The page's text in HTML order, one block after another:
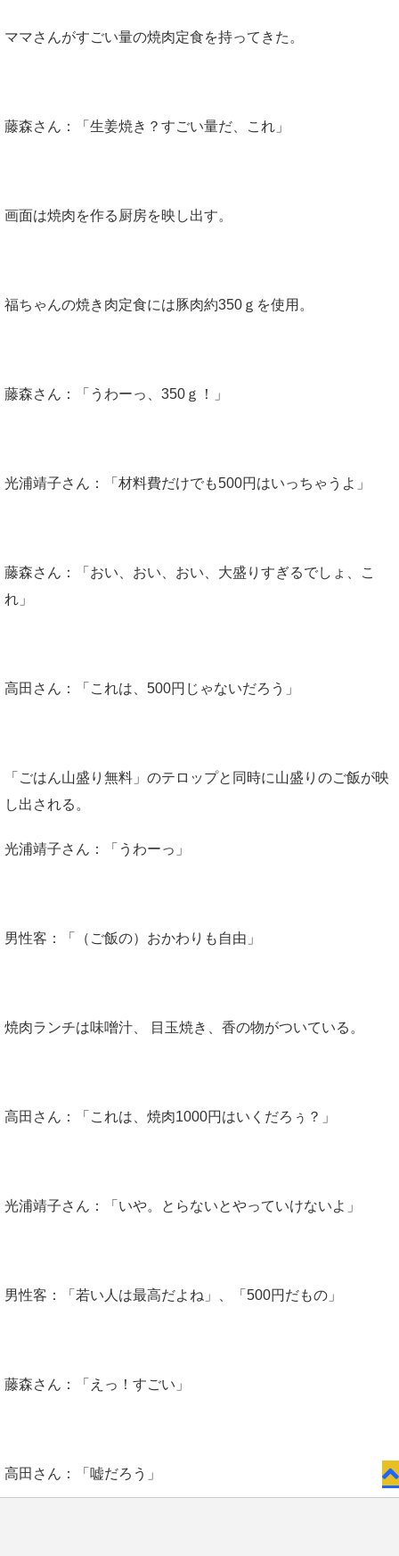
ママさんがすごい量の焼肉定食を持ってきた。
藤森さん：「生姜焼き？すごい量だ、これ」
画面は焼肉を作る厨房を映し出す。
福ちゃんの焼き肉定食には豚肉約350ｇを使用。
藤森さん：「うわーっ、350ｇ！」
光浦靖子さん：「材料費だけでも500円はいっちゃうよ」
藤森さん：「おい、おい、おい、大盛りすぎるでしょ、こ
れ」
高田さん：「これは、500円じゃないだろう」
「ごはん山盛り無料」のテロップと同時に山盛りのご飯が映
し出される。
光浦靖子さん：「うわーっ」
男性客：「（ご飯の）おかわりも自由」
焼肉ランチは味噌汁、 目玉焼き、香の物がついている。
高田さん：「これは、焼肉1000円はいくだろぅ？」
光浦靖子さん：「いや。とらないとやっていけないよ」
男性客：「若い人は最高だよね」、「500円だもの」
藤森さん：「えっ！すごい」
高田さん：「嘘だろう」